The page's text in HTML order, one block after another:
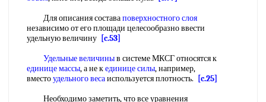
Для описания составаповерхностного слоя
независимо от его площади целесообразно ввести
удельную величину [c.53]
Удельные величиныв системе МКСГ относятся к
единице массы, а не кединице силы, например,
вместоудельного весаиспользуется плотность.
[c.25]
Необходимо заметить, что все уравнения